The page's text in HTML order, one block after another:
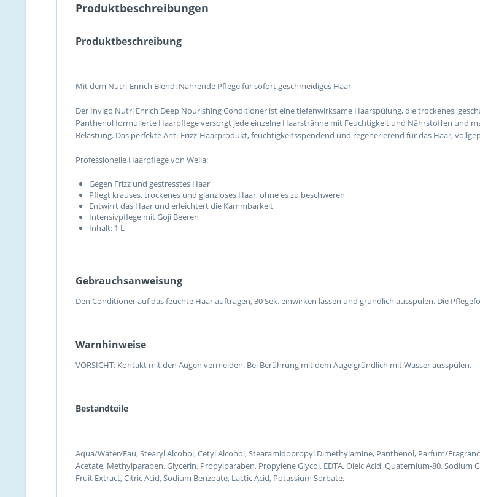
Produktbeschreibungen
Produktbeschreibung
Mit dem Nutri-Enrich Blend: Nährende Pflege für sofort geschmeidiges Haar
Der Invigo Nutri Enrich Deep Nourishing Conditioner ist eine tiefenwirksame Haarspülung, die trockenes,
Panthenol formulierte Haarpflege versorgt jede einzelne Haarsträhne mit Feuchtigkeit und Nährstoffen und
Belastung. Das perfekte Anti-Frizz-Haarprodukt, feuchtigkeitsspendend und regenerierend für das Haar,
Professionelle Haarpflege von Wella:
Gegen Frizz und gestresstes Haar
Pflegt krauses, trockenes und glanzloses Haar, ohne es zu beschweren
Entwirrt das Haar und erleichtert die Kämmbarkeit
Intensivpflege mit Goji Beeren
Inhalt: 1 L
Gebrauchsanweisung
Den Conditioner auf das feuchte Haar auftragen, 30 Sek. einwirken lassen und gründlich ausspülen. Die
Warnhinweise
VORSICHT: Kontakt mit den Augen vermeiden. Bei Berührung mit dem Auge gründlich mit Wasser ausspülen.
Bestandteile
Aqua/Water/Eau, Stearyl Alcohol, Cetyl Alcohol, Stearamidopropyl Dimethylamine, Panthenol, Parfum/
Acetate, Methylparaben, Glycerin, Propylparaben, Propylene Glycol, EDTA, Oleic Acid, Quaternium-80,
Fruit Extract, Citric Acid, Sodium Benzoate, Lactic Acid, Potassium Sorbate.